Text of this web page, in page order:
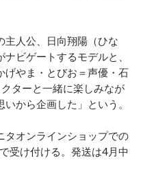
人公、日向翔陽（ひな
ビゲートするモデルと、
げやま・とびお＝声優・石
ターと一緒に楽しみなが
から企画した」という。
オンラインショップでの
受け付ける。発送は4月中